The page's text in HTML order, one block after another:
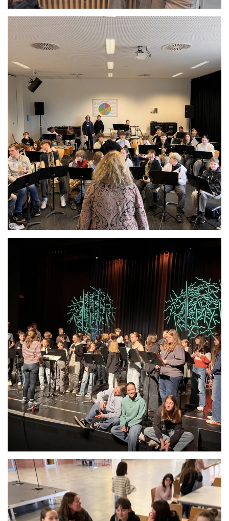
Anschauen....
Anschauen....